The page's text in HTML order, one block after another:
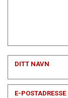
DITT NAVN
E-POSTADRESSE